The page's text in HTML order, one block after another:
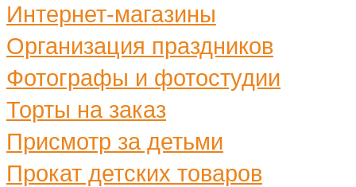
Интернет-магазины
Организация праздников
Фотографы и фотостудии
Торты на заказ
Присмотр за детьми
Прокат детских товаров